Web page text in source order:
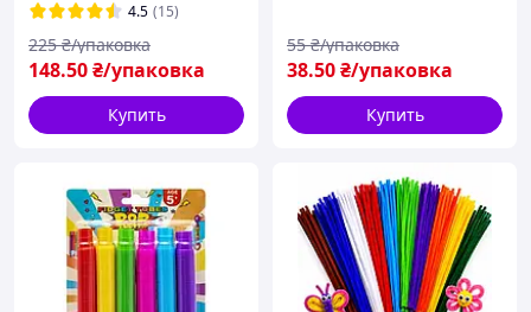
4.5 (15)
148.50₴/упаковка
225 ₴/упаковка
Купить
для творчества
38.50₴/упаковка
55 ₴/упаковка
Купить